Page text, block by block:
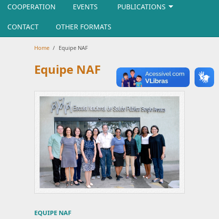
COOPERATION EVENTS PUBLICATIONS
CONTACT OTHER FORMATS
Home / Equipe NAF
Equipe NAF
EQUIPE NAF